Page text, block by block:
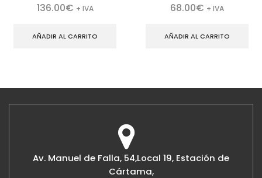
136.00€ + IVA
AÑADIR AL CARRITO
68.00€ + IVA
AÑADIR AL CARRITO
Av. Manuel de Falla, 54,Local 19, Estación de
Cártama,